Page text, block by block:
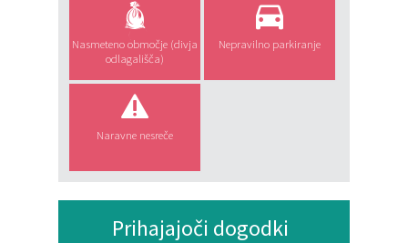
Nasmeteno območje (divja
odlagališča)
Nepravilno parkiranje
Naravne nesreče
Prihajajoči dogodki